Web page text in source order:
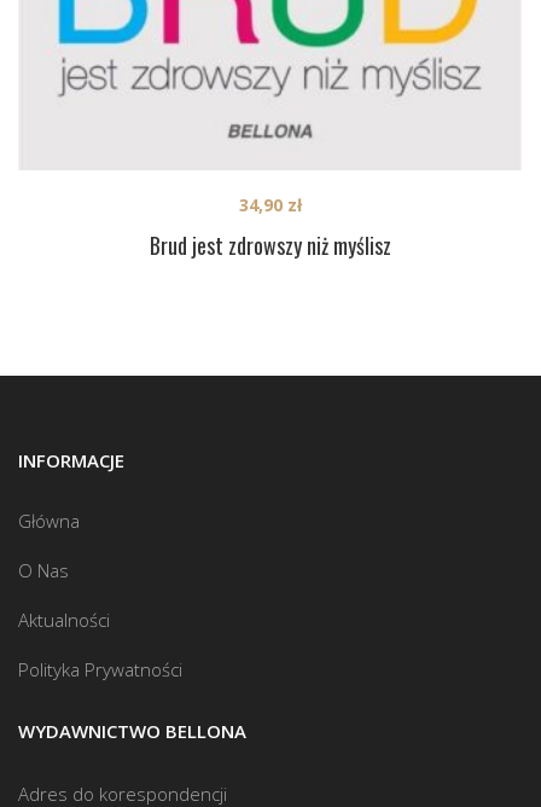
Brud jest zdrowszy niż myślisz
34,90 zł
INFORMACJE
Główna
O Nas
Aktualności
Polityka Prywatności
WYDAWNICTWO BELLONA
Adres do korespondencji